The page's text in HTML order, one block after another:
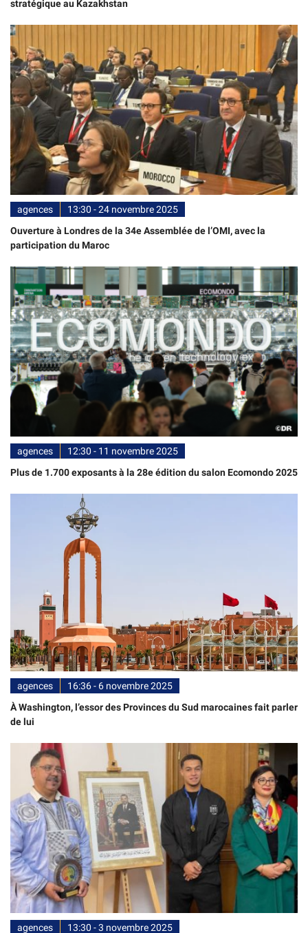
stratégique au Kazakhstan
agences
13:30 - 24 novembre 2025
Ouverture à Londres de la 34e Assemblée de l’OMI, avec la
participation du Maroc
agences
12:30 - 11 novembre 2025
Plus de 1.700 exposants à la 28e édition du salon Ecomondo 2025
agences
16:36 - 6 novembre 2025
À Washington, l’essor des Provinces du Sud marocaines fait parler
de lui
agences
13:30 - 3 novembre 2025